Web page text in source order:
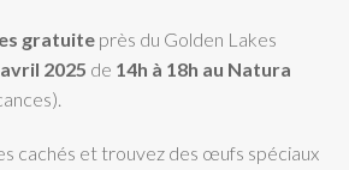
gratuite près du Golden Lakes
2025 de 14h à 18h au Natura
cachés et trouvez des œufs spéciaux